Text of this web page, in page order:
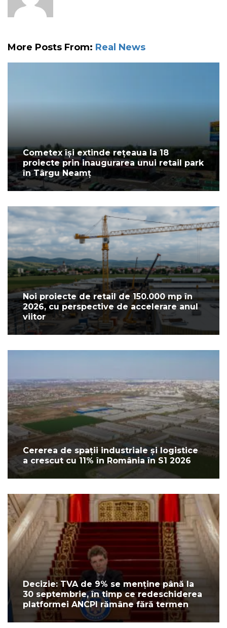
More Posts From: Real News
Cometex își extinde rețeaua la 18
proiecte prin inaugurarea unui retail park
în Târgu Neamț
Noi proiecte de retail de 150.000 mp în
2026, cu perspective de accelerare anul
viitor
Cererea de spații industriale și logistice
a crescut cu 11% în România în S1 2026
Decizie: TVA de 9% se menține până la
30 septembrie, în timp ce redeschiderea
platformei ANCPI rămâne fără termen